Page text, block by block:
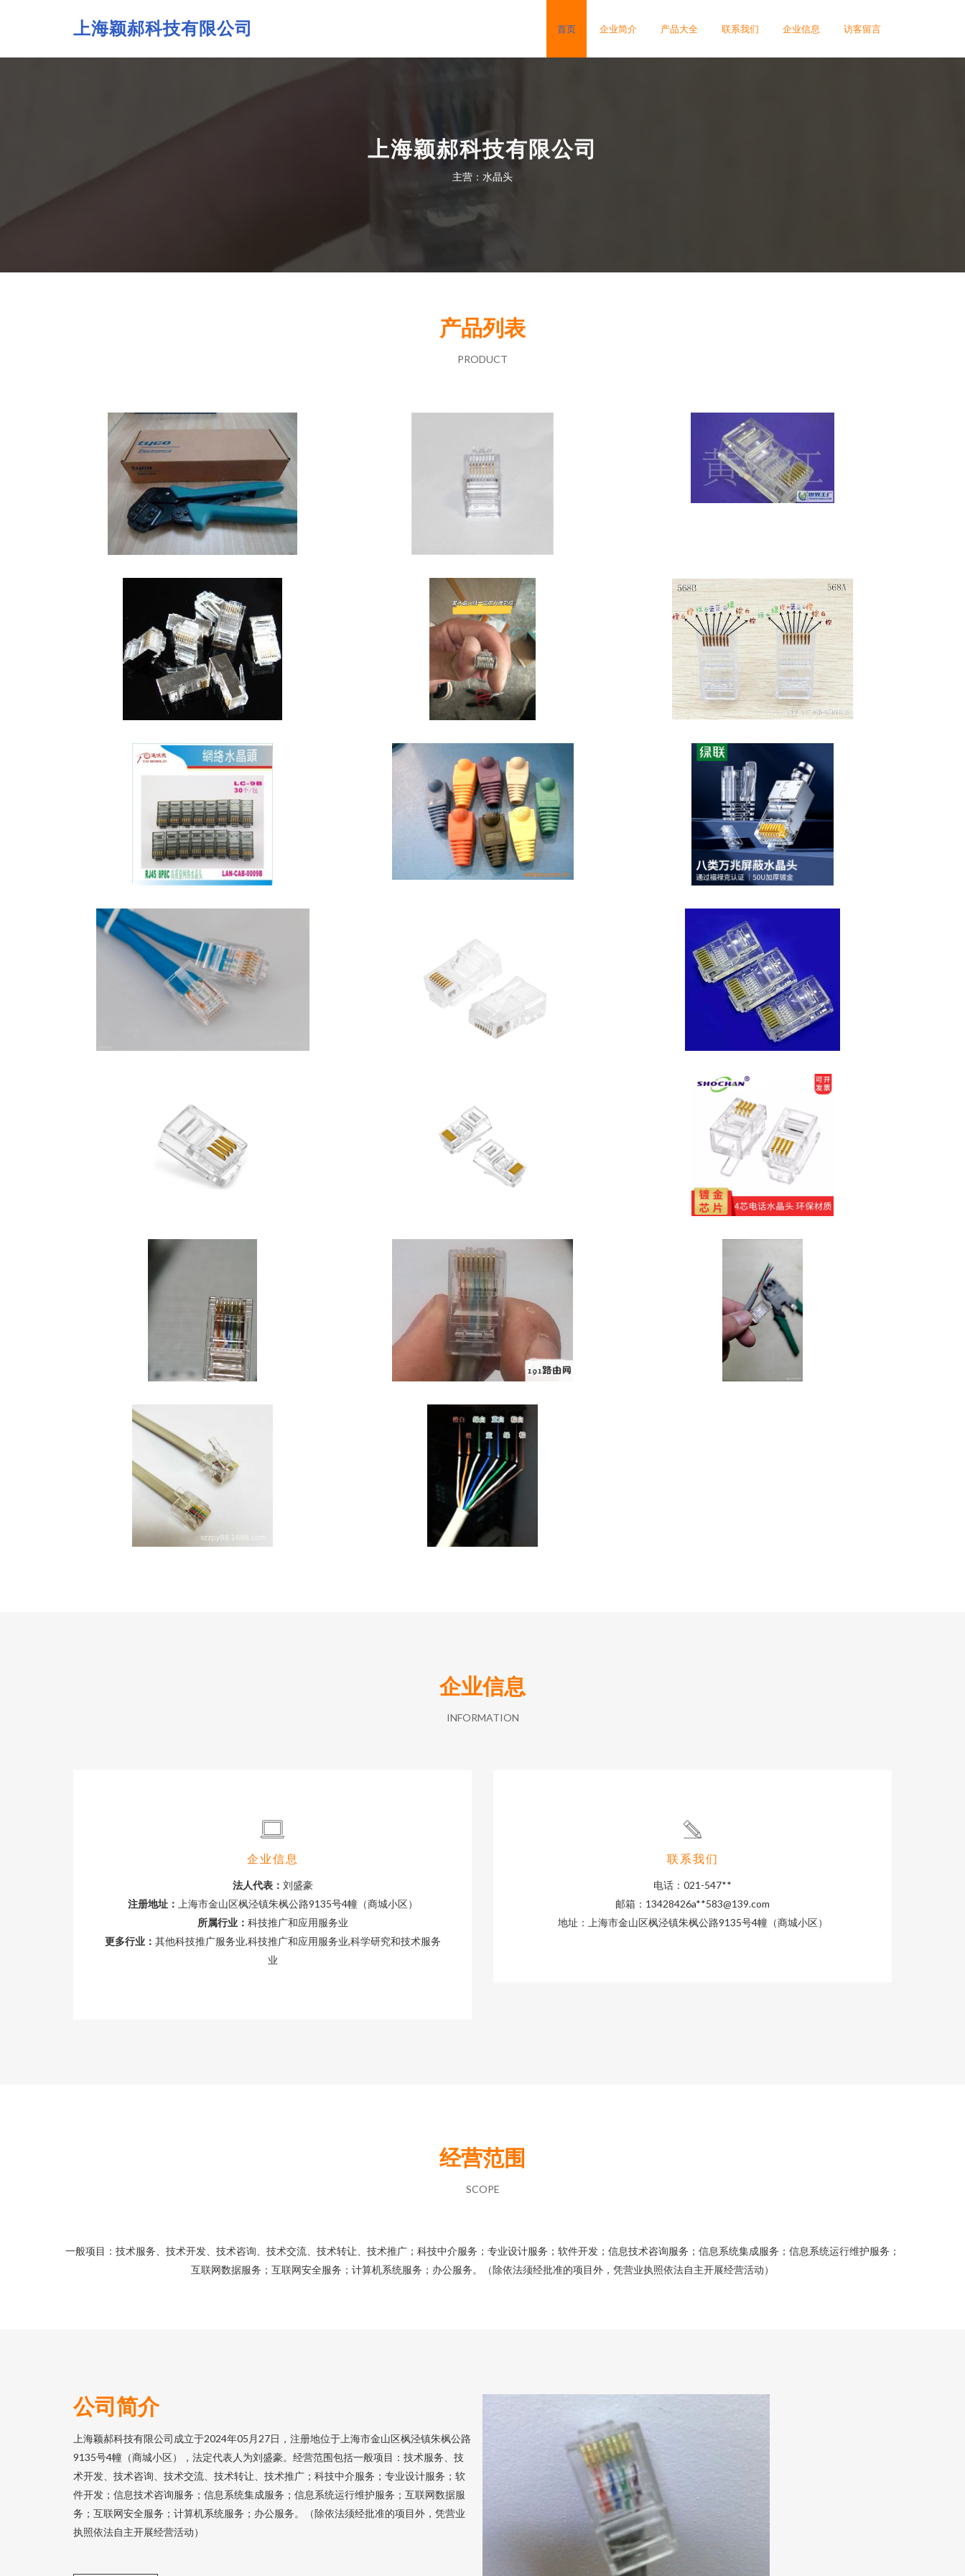
上海颖郝科技有限公司 首页 企业简介 产品大全 联系我们 企业信息 访客留言
上海颖郝科技有限公司
主营：水晶头
产品列表
PRODUCT
企业信息
INFORMATION
企业信息
法人代表： 刘盛豪
注册地址：
上海市金山区枫泾镇朱枫公路9135号4幢（商城小区）
所属行业： 科技推广和应用服务业
更多行业： 其他科技推广服务业,科技推广和应用服务业,科学研究和技术服务
业
联系我们
电话：021-547**
邮箱：13428426a**583@139.com
地址：上海市金山区枫泾镇朱枫公路9135号4幢（商城小区）
经营范围
SCOPE
一般项目：技术服务、技术开发、技术咨询、技术交流、技术转让、技术推广；科技中介服务；专业设计服务；软件开发；信息技术咨询服务；信息系统集成服务；信息系统运行维护服务；
互联网数据服务；互联网安全服务；计算机系统服务；办公服务。（除依法须经批准的项目外，凭营业执照依法自主开展经营活动）
公司简介
上海颖郝科技有限公司成立于2024年05月27日，注册地位于上海市金山区枫泾镇朱枫公路
9135号4幢（商城小区），法定代表人为刘盛豪。经营范围包括一般项目：技术服务、技
术开发、技术咨询、技术交流、技术转让、技术推广；科技中介服务；专业设计服务；软
件开发；信息技术咨询服务；信息系统集成服务；信息系统运行维护服务；互联网数据服
务；互联网安全服务；计算机系统服务；办公服务。（除依法须经批准的项目外，凭营业
执照依法自主开展经营活动）